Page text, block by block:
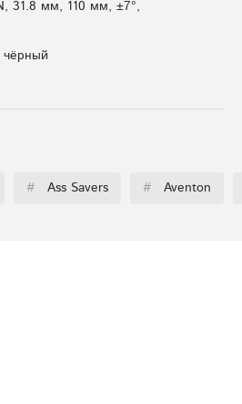
31.8 мм, 110 мм, ±7°,
чёрный
# Ass Savers # Aventon